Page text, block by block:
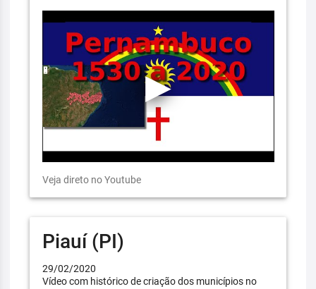
Veja direto no Youtube
Piauí (PI)
29/02/2020
Vídeo com histórico de criação dos municípios no